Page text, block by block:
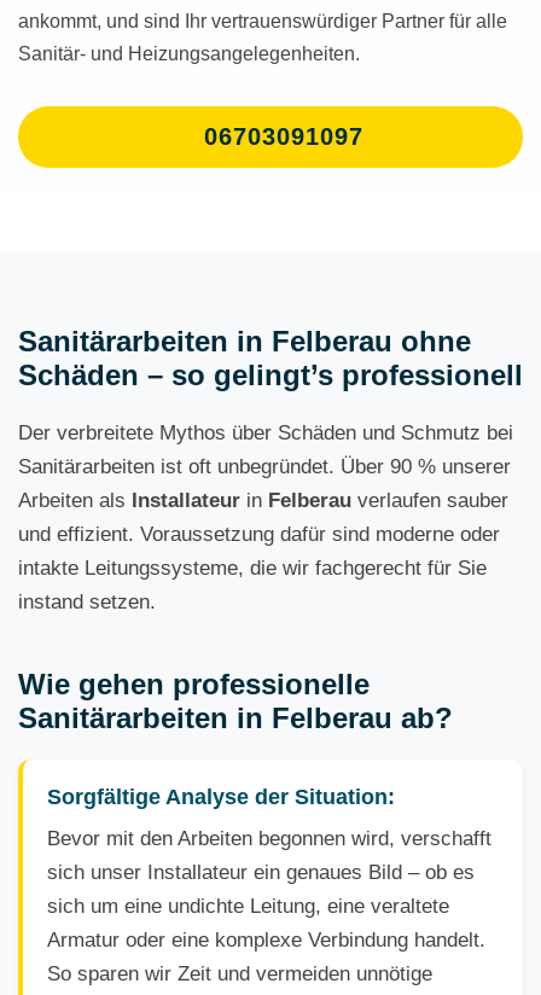
ankommt, und sind Ihr vertrauenswürdiger Partner für alle
Sanitär- und Heizungsangelegenheiten.
06703091097
Sanitärarbeiten in Felberau ohne
Schäden – so gelingt’s professionell
Der verbreitete Mythos über Schäden und Schmutz bei
Sanitärarbeiten ist oft unbegründet. Über 90 % unserer
Arbeiten als Installateur in Felberau verlaufen sauber
und effizient. Voraussetzung dafür sind moderne oder
intakte Leitungssysteme, die wir fachgerecht für Sie
instand setzen.
Wie gehen professionelle
Sanitärarbeiten in Felberau ab?
Sorgfältige Analyse der Situation:
Bevor mit den Arbeiten begonnen wird, verschafft
sich unser Installateur ein genaues Bild – ob es
sich um eine undichte Leitung, eine veraltete
Armatur oder eine komplexe Verbindung handelt.
So sparen wir Zeit und vermeiden unnötige